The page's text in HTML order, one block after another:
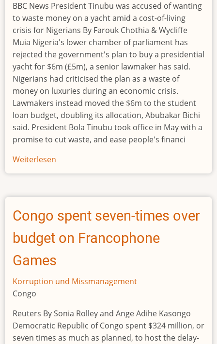
BBC News President Tinubu was accused of wanting
to waste money on a yacht amid a cost-of-living
crisis for Nigerians By Farouk Chothia & Wycliffe
Muia Nigeria's lower chamber of parliament has
rejected the government's plan to buy a presidential
yacht for $6m (£5m), a senior lawmaker has said.
Nigerians had criticised the plan as a waste of
money on luxuries during an economic crisis.
Lawmakers instead moved the $6m to the student
loan budget, doubling its allocation, Abubakar Bichi
said. President Bola Tinubu took office in May with a
promise to cut waste, and ease people's financi
Weiterlesen
Nigeria's
of
reject
to
yacht
Congo spent seven-times over
budget on Francophone
Games
Korruption und Missmanagement
Congo
Reuters By Sonia Rolley and Ange Adihe Kasongo
Democratic Republic of Congo spent $324 million, or
seven times as much as planned, to host the delay-